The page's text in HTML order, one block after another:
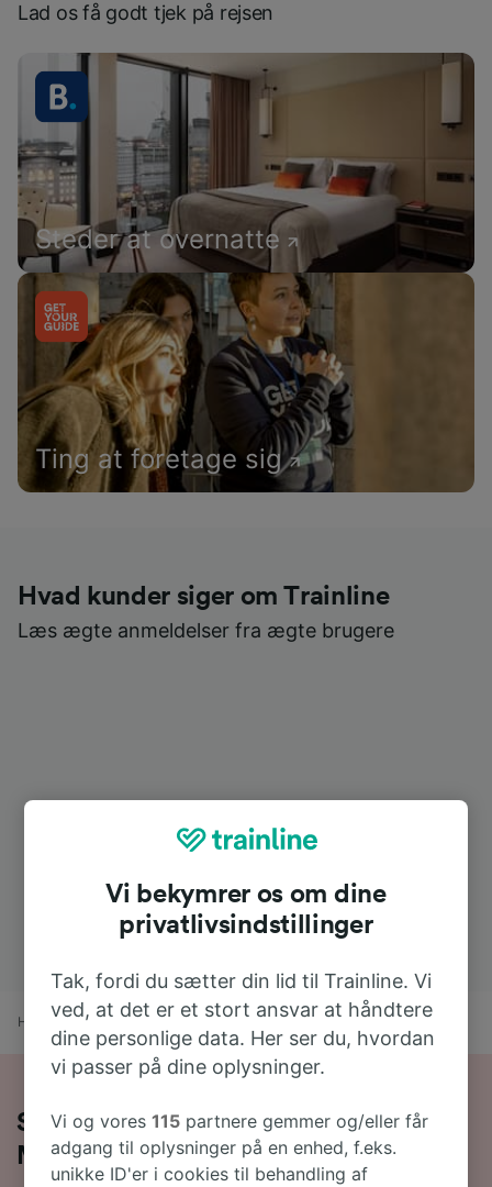
Lad os få godt tjek på rejsen
Steder at overnatte
Ting at foretage sig
Hvad kunder siger om Trainline
Læs ægte anmeldelser fra ægte brugere
Hjem Togtider Gijón til Madrid
Sådan rejser du med tog fra Gijón til
Madrid
Vi bekymrer os om dine
privatlivsindstillinger
Tak, fordi du sætter din lid til Trainline. Vi
ved, at det er et stort ansvar at håndtere
dine personlige data. Her ser du, hvordan
vi passer på dine oplysninger.
Vi og vores115 partnere gemmer og/eller får
adgang til oplysninger på en enhed, f.eks.
unikke ID'er i cookies til behandling af